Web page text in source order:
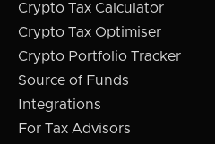
Crypto Tax Calculator
Crypto Tax Optimiser
Crypto Portfolio Tracker
Source of Funds
Integrations
For Tax Advisors